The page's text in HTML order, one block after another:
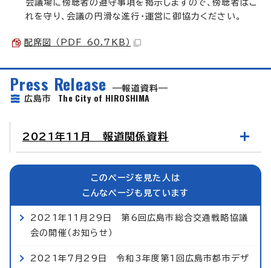
会議場に傍聴者の遵守事項を掲示しますので、傍聴者はこ
れを守り、会議の円滑な進行・運営に御協力ください。
配席図 （PDF 60.7KB）
Press Release
報道資料
広島市 The City of HIROSHIMA
2021年11月 報道関係資料
このページを見た人は
こんなページも見ています
2021年11月29日 第6回広島市総合交通戦略協議
会の開催（お知らせ）
2021年7月29日 令和3年度第1回広島市都市デザ